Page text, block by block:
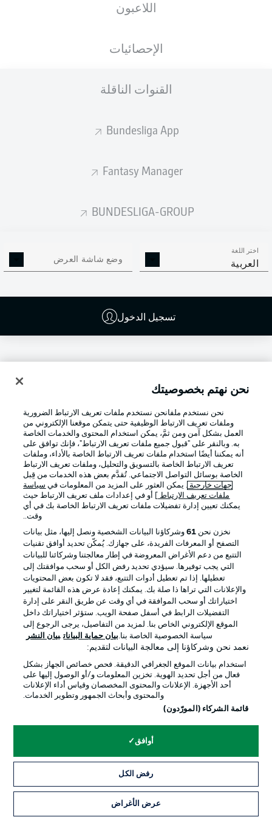
اللاعبون
الإحصائيات
القنوات الناقلة
Bundesliga App
Fantasy Manager
BUNDESLIGA-GROUP
اختر اللغة
العربية وضع شاشة العرض
تسجيل الدخول
إعلان
Football as it's meant to be
تطبيق الدوري الألماني
Official Partners
إدارة التفضيلات بيان الخصوصية
الوظائف
جهة النشر تواصل معنا
نحن نهتم بخصوصيتك
نحن نستخدم ملفانحن نستخدم ملفات تعريف الارتباط الضرورية
وملفات تعريف الارتباط الوظيفية حتى يتمكن موقعنا الإلكتروني من
العمل بشكل آمن ومن ثمَّ، يمكن استخدام المحتوى والخدمات الخاصة
به. وبالنقر على "قبول جميع ملفات تعريف الارتباط"، فإنك توافق على
أنه يمكننا أيضًا استخدام ملفات تعريف الارتباط الخاصة بالأداء، وملفات
تعريف الارتباط الخاصة بالتسويق والتحليل، وملفات تعريف الارتباط
الخاصة بوسائل التواصل الاجتماعي. تُقدَّم بعض هذه الخدمات من قِبل
جهات خارجية . يمكن العثور على المزيد من المعلومات في سياسة
ملفات تعريف الارتباط
] أو في إعدادات ملف تعريف الارتباط حيث
يمكنك تعيين إدارة تفضيلات ملفات تعريف الارتباط الخاصة بك في أي
وقت..
نخزن نحن 61وشركاؤنا البيانات الشخصية ونصل إليها، مثل بيانات
التصفح أو المعرفات الفريدة، على جهازك. يُمكّن تحديد أوافق تقنيات
التتبع من دعم الأغراض المعروضة في إطار معالجتنا وشركائنا للبيانات
التي يجب توفيرها. سيؤدي تحديد رفض الكل أو سحب موافقتك إلى
تعطيلها. إذا تم تعطيل أدوات التتبع، فقد لا تكون بعض المحتويات
والإعلانات التي تراها ذا صلة بك. يمكنك إعادة عرض هذه القائمة لتغيير
اختياراتك أو سحب الموافقة في أي وقت عن طريق النقر على إدارة
التفضيلات الرابط في أسفل صفحة الويب. ستؤثر اختياراتك داخل
الموقع الإلكتروني الخاص بنا. لمزيد من التفاصيل، يرجى الرجوع إلى
سياسة الخصوصية الخاصة بنا.بيان حماية البيانات بيان النشر
نعمد نحن وشركاؤنا إلى معالجة البيانات لتقديم:
استخدام بيانات الموقع الجغرافي الدقيقة. فحص خصائص الجهاز بشكل
فعال من أجل تحديد الهوية. تخزين المعلومات و/أو الوصول إليها على
أحد الأجهزة. الإعلانات والمحتوى المخصصان وقياس أداء الإعلانات
والمحتوى وأبحاث الجمهور وتطوير الخدمات.
قائمة الشركاء (المورّدون)
أوافق
رفض الكل
عرض الأغراض